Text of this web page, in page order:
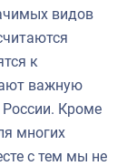
видов
к
важную
России. Кроме
многих
с тем мы не